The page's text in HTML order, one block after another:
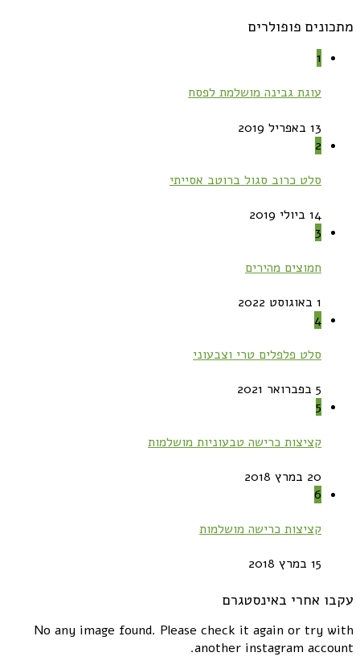
מתכונים פופולרים
1
עוגת גבינה מושלמת לפסח
13 באפריל 2019
2
סלט כרוב סגול ברוטב אסייתי
14 ביולי 2019
3
חמוצים מהירים
1 באוגוסט 2022
4
סלט פלפלים טרי וצבעוני
5 בפברואר 2021
5
קציצות כרישה טבעוניות מושלמות
20 במרץ 2018
6
קציצות כרישה מושלמות
15 במרץ 2018
עקבו אחרי באינסטגרם
No any image found. Please check it again or try with
another instagram account.